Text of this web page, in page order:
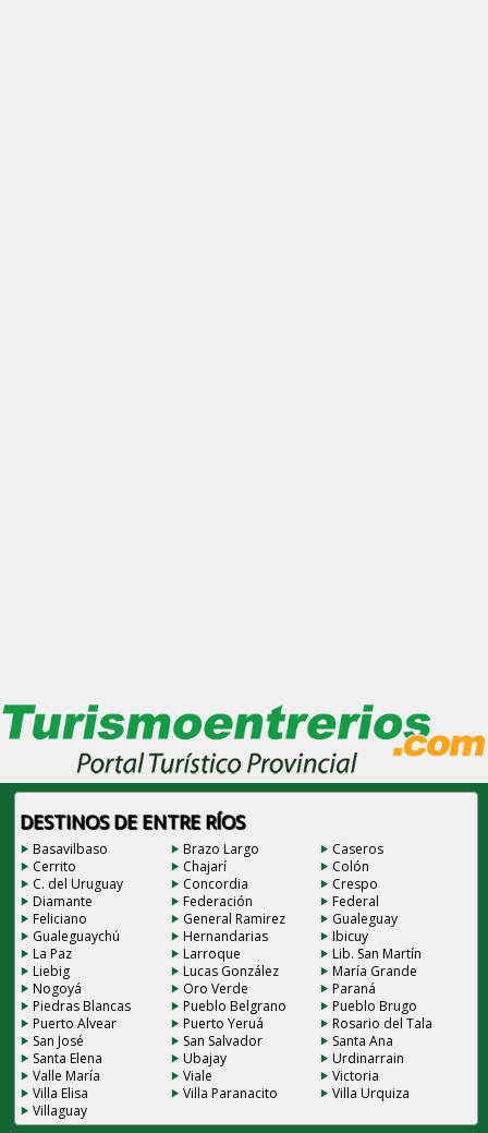
DESTINOS DE ENTRE RÍOS
Basavilbaso Brazo Largo
Caseros
Cerrito
Chajarí
Colón
C. del Uruguay
Concordia
Crespo
Diamante
Federación
Federal
Feliciano
General Ramirez
Gualeguay
Gualeguaychú
Hernandarias
Ibicuy
La Paz
Larroque
Lib. San Martín
Liebig
Lucas González
María Grande
Nogoyá
Oro Verde
Paraná
Piedras Blancas
Pueblo Belgrano
Pueblo Brugo
Puerto Alvear
Puerto Yeruá
Rosario del Tala
San José
San Salvador
Santa Ana
Santa Elena
Ubajay
Urdinarrain
Valle María
Viale
Victoria
Villa Elisa
Villa Paranacito
Villa Urquiza
Villaguay